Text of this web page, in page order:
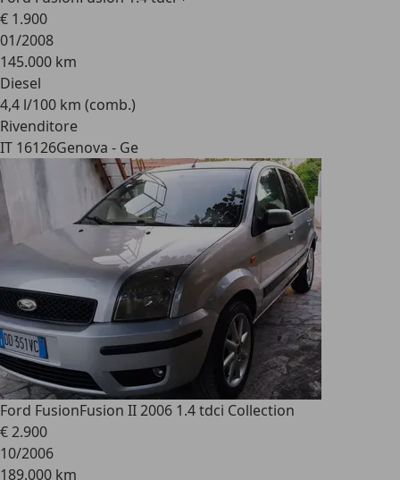
€ 1.900
01/2008
145.000 km
Diesel
4,4 l/100 km (comb.)
Rivenditore
IT 16126Genova - Ge
Ford FusionFusion II 2006 1.4 tdci Collection
€ 2.900
10/2006
189.000 km